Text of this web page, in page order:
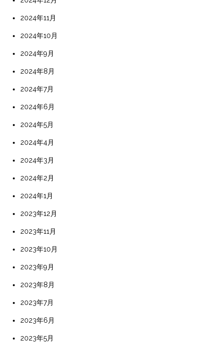
2024年11月
2024年10月
2024年9月
2024年8月
2024年7月
2024年6月
2024年5月
2024年4月
2024年3月
2024年2月
2024年1月
2023年12月
2023年11月
2023年10月
2023年9月
2023年8月
2023年7月
2023年6月
2023年5月